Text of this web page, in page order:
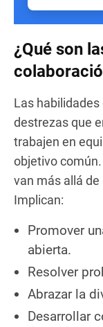
¿Qué son
Las
destrezas que
trabajen en
objetivo
van más allá
Implican:
Promover
abierta.
Resolver
Abrazar la
Desarrollar